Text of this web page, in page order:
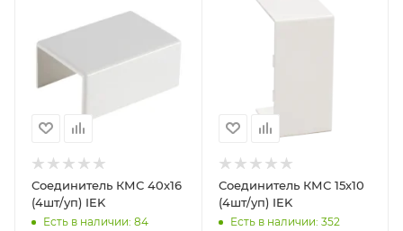
Соединитель КМС 40х16
(4шт/уп) IEK
Есть в наличии: 84
Соединитель КМС 15х10
(4шт/уп) IEK
Есть в наличии: 352